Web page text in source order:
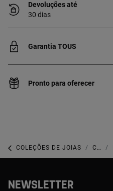
Devoluções até
30 dias
Garantia TOUS
Pronto para oferecer
COLEÇÕES DE JOIAS COLEÇÃO TOUS SWEET DOLLS
NEWSLETTER